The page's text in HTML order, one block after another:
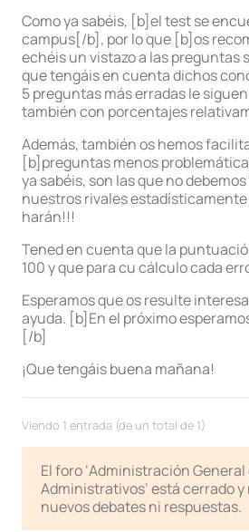
Como ya sabéis, [b]el test se
campus[/b], por lo que [b]os
echéis un vistazo a las preguntas
que tengáis en cuenta dichos
5 preguntas más erradas le siguen
también con porcentajes
Además, también os hemos
[b]preguntas menos
ya sabéis, son las que no
nuestros rivales estadísticamente
harán!!!
Tened en cuenta que la
100 y que para cu cálculo cada
Esperamos que os resulte
ayuda. [b]En el próximo
[/b]
¡Que tengáis buena mañana!
Viendo 1 entrada (de un total de 1)
El foro ‘Administración General
Administrativos’ está cerrado
nuevos debates ni respuestas.